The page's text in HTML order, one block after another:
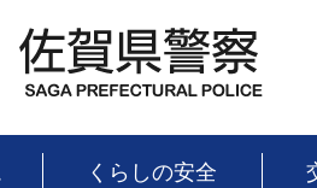
くらしの安全